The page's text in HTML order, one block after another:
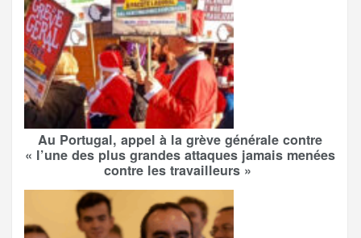
Au Portugal, appel à la grève générale contre
« l’une des plus grandes attaques jamais menées
contre les travailleurs »